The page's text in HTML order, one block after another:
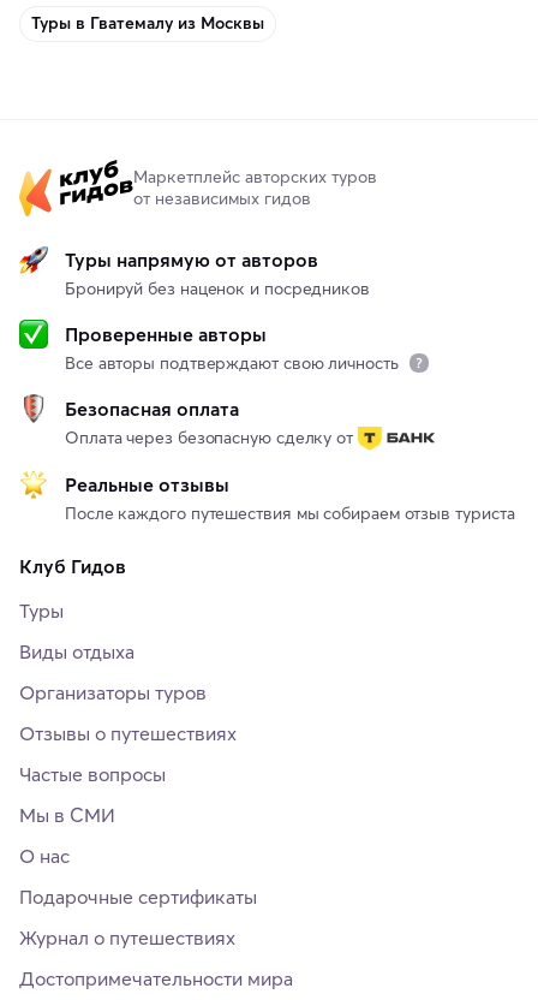
Туры в Гватемалу из Москвы
Маркетплейс авторских туров
от независимых гидов
Туры напрямую от авторов
Бронируй без наценок и посредников
Проверенные авторы
Все авторы подтверждают свою личность
Безопасная оплата
Оплата через безопасную сделку от
Реальные отзывы
После каждого путешествия мы собираем отзыв туриста
Клуб Гидов
Туры
Виды отдыха
Организаторы туров
Отзывы о путешествиях
Частые вопросы
Мы в СМИ
О нас
Подарочные сертификаты
Журнал о путешествиях
Достопримечательности мира